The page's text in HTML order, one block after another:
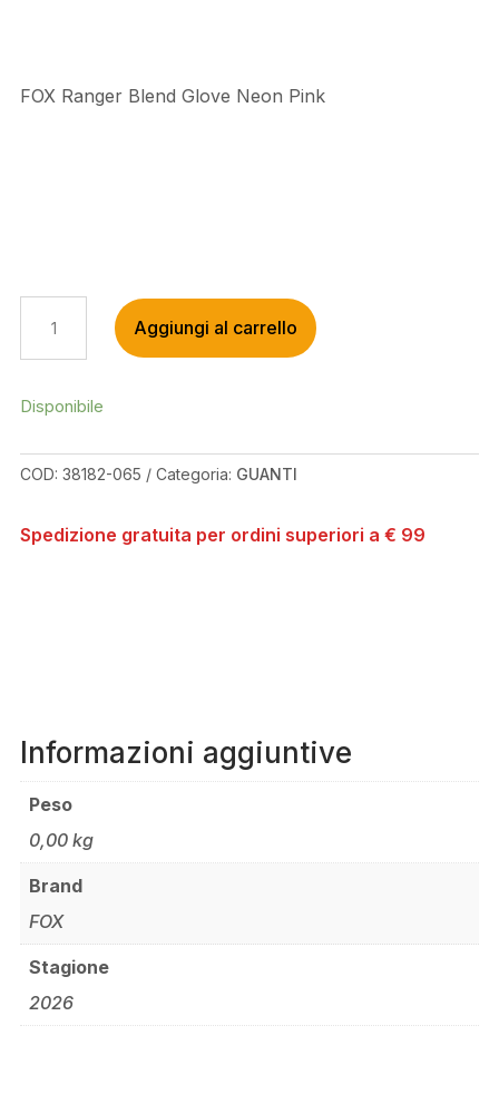
FOX Ranger Blend Glove Neon Pink
RANGER
BLEND
NEON
QUANTITÀ
Aggiungi al carrello
Disponibile
COD: 38182-065 Categoria: GUANTI
Spedizione gratuita per ordini superiori a € 99
Informazioni aggiuntive
Peso
0,00 kg
Brand
FOX
Stagione
2026